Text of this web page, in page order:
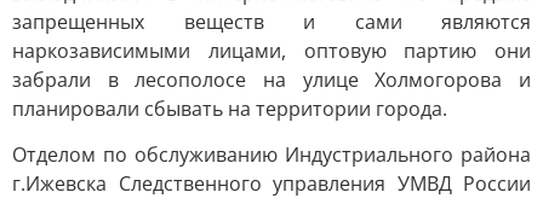
запрещенных веществ и сами являются
наркозависимыми лицами, оптовую партию они
забрали в лесополосе на улице Холмогорова и
планировали сбывать на территории города.
Отделом по обслуживанию Индустриального района
г.Ижевска Следственного управления УМВД России